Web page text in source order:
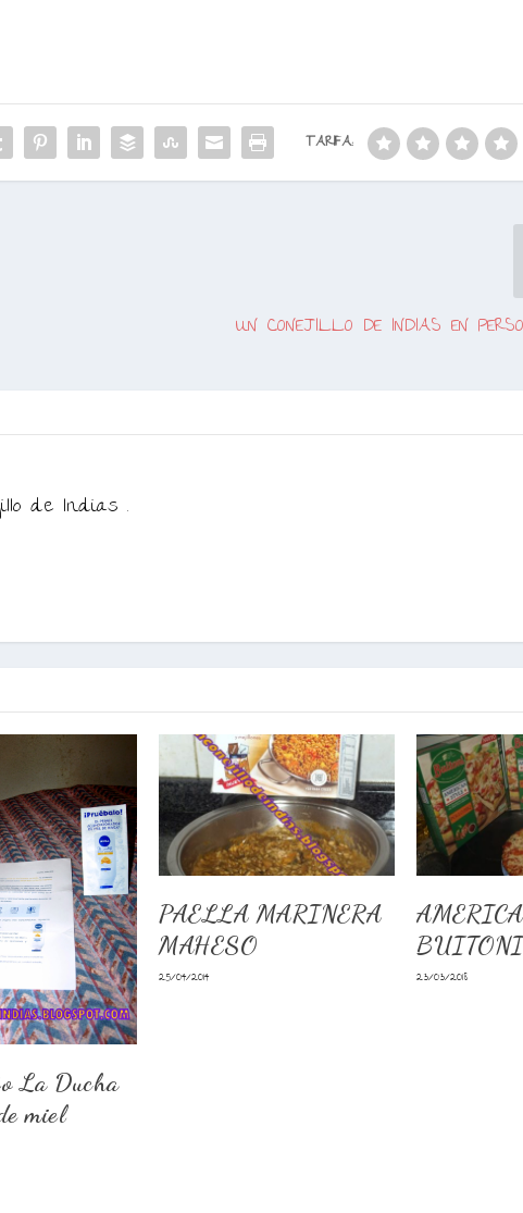
TARIFA:
UN CONEJILLO DE INDIAS EN
de Indias .
La Ducha
miel
PAELLA MARINERA
MAHESO
25/04/2014
BUITONI
23/03/2018